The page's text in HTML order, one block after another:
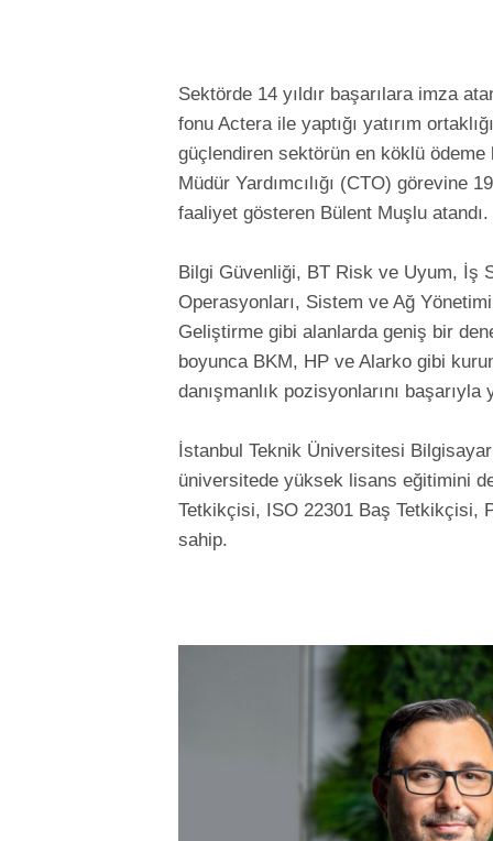
Sektörde 14 yıldır başarılara imza
fonu Actera ile yaptığı yatırım
güçlendiren sektörün en köklü ödeme
Müdür Yardımcılığı (CTO) görevine
faaliyet gösteren Bülent Muşlu atandı.
Bilgi Güvenliği, BT Risk ve Uyum, İş
Operasyonları, Sistem ve Ağ
Geliştirme gibi alanlarda geniş bir
boyunca BKM, HP ve Alarko gibi
danışmanlık pozisyonlarını başarıyla
İstanbul Teknik Üniversitesi
üniversitede yüksek lisans eğitimini
Tetkikçisi, ISO 22301 Baş Tetkikçisi,
sahip.